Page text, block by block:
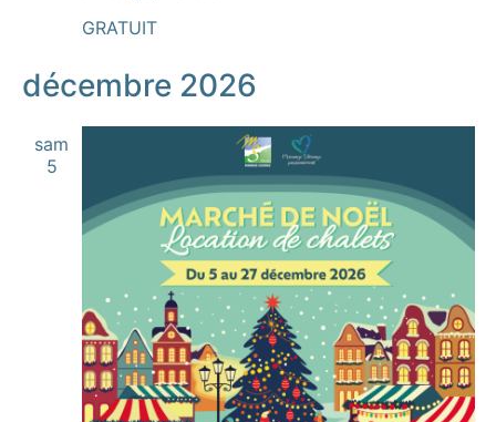
GRATUIT
décembre 2026
sam
5